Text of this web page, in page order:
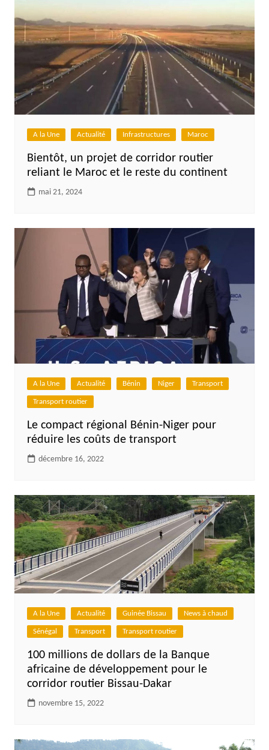
A la Une Actualité Infrastructures Maroc
Bientôt, un projet de corridor routier
reliant le Maroc et le reste du continent
mai 21, 2024
A la Une Actualité Bénin Niger Transport
Transport routier
Le compact régional Bénin-Niger pour
réduire les coûts de transport
décembre 16, 2022
A la Une Actualité Guinée Bissau News à chaud
Sénégal Transport Transport routier
100 millions de dollars de la Banque
africaine de développement pour le
corridor routier Bissau-Dakar
novembre 15, 2022